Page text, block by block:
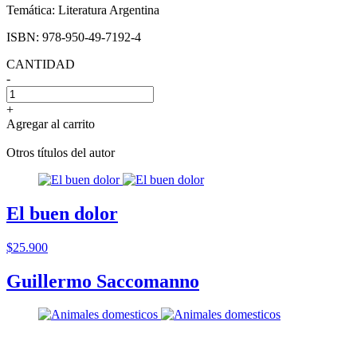
Temática: Literatura Argentina
ISBN: 978-950-49-7192-4
CANTIDAD
-
+
Agregar al carrito
Otros títulos del autor
El buen dolor
$25.900
Guillermo Saccomanno